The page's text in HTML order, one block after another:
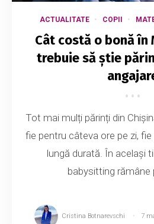
ACTUALITATE COPII
Cât costă o bonă în
trebuie să știe
Tot mai mulți părinți din
fie pentru câteva ore pe zi,
lungă durată. În același
babysitting rămâne
Cristina Botnarevschi 7